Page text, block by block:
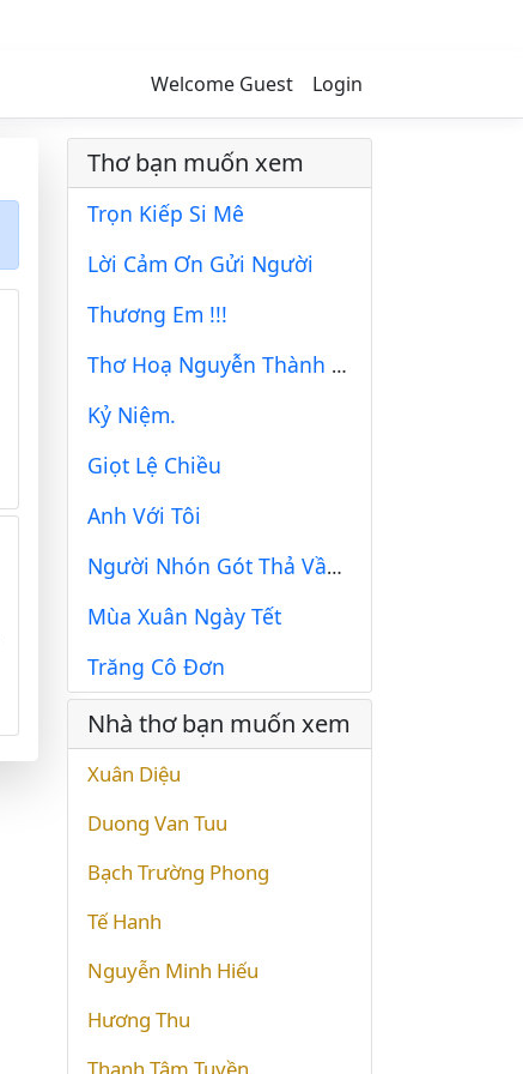
Welcome Guest Login
Thơ bạn muốn xem
Trọn Kiếp Si Mê
Lời Cảm Ơn Gửi Người
Thương Em !!!
Thơ Hoạ Nguyễn Thành Sáng & Tam Muội (390)
Kỷ Niệm.
Giọt Lệ Chiều
Anh Với Tôi
Người Nhón Gót Thả Vầng Trăng Thứ Nhất Và Australia
Mùa Xuân Ngày Tết
Trăng Cô Đơn
Nhà thơ bạn muốn xem
Xuân Diệu
Duong Van Tuu
Bạch Trường Phong
Tế Hanh
Nguyễn Minh Hiếu
Hương Thu